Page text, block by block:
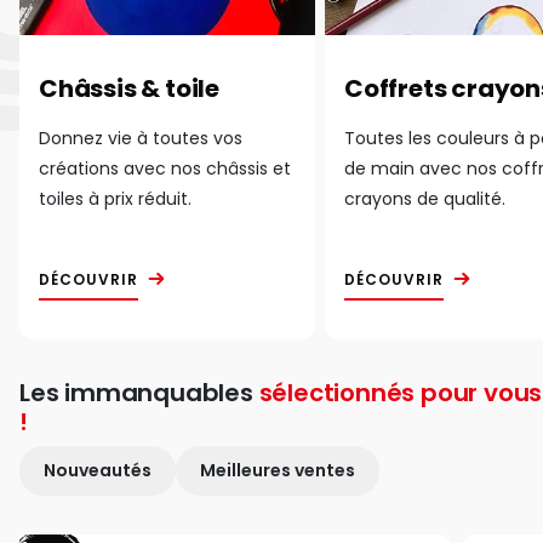
Châssis & toile
Donnez vie à toutes vos
créations avec nos châssis et
toiles à prix réduit.
DÉCOUVRIR
Coffrets
Toutes les couleurs à
de main avec nos
crayons de qualité.
DÉCOUVRIR
Les immanquables sélectionnés pour vous
!
Nouveautés Meilleures ventes